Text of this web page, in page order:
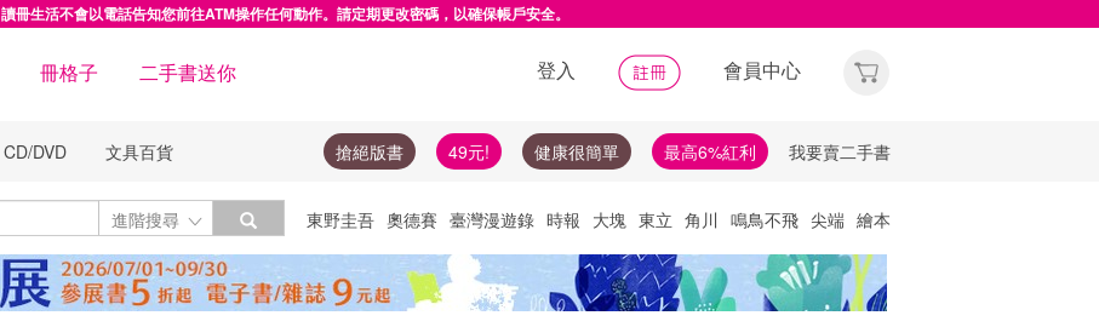
讀冊生活不會以電話告知您前往ATM操作任何動作。請定期更改密碼，以確保帳戶安全。
冊格子 二手書送你 登入 會員中心
CD/DVD 文具百貨 搶絕版書 49元! 健康很簡單 最高6%紅利 我要賣二手書
進階搜尋 Toggle Dropdown東野圭吾 奧德賽 臺灣漫遊錄 時報 大塊 東立 角川 鳴鳥不飛 尖端 繪本
布克獎 失智症 失智 文學獎 比爾蓋茲